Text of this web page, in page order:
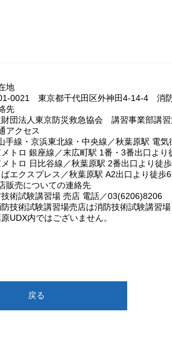
地
0021 東京都千代田区外神田4-14-4 消
先
団法人東京防災救急協会 講習事業部講
アクセス
手線・京浜東北線・中央線／秋葉原駅 電
トロ 銀座線／末広町駅 1番・3番出口より
トロ 日比谷線／秋葉原駅 2番出口より徒
エクスプレス／秋葉原駅 A2出口より徒歩
販売についての連絡先
術試験講習場 売店 電話／03(6206)8206
技術試験講習場売店は消防技術試験講習場
UDX内ではございません。
戻る